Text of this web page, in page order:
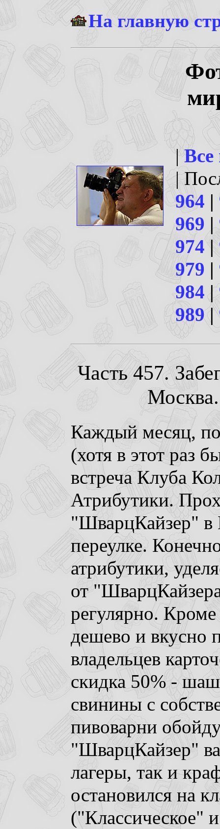
На главную
|
|
964 |
969 |
974|
979 |
984 |
989|
Часть 457.
Каждый месяц,
(хотя в этот раз
встреча Клуба
Атрибутики.
"ШварцКайзер" в
переулке.
атрибутики,
от
регулярно.
дешево и вкусно
владельцев
скидка 50% -
свинины с
пивоварни
"ШварцКайзер"
лагеры, так и
остановился на
("Классическое"